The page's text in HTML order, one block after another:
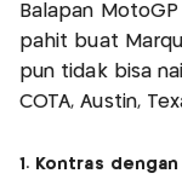
Balapan
pahit buat
pun tidak bisa
COTA, Austin,
1. Kontras